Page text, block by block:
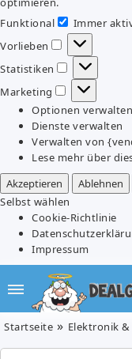
Funktional
Funktional
Immer
Vorlieben
Vorlieben
Statistiken
Statistiken
Marketing
Marketing
Optionen verwalten
Dienste verwalten
Verwalten von
Lese mehr über
Akzeptieren
Ablehnen
Selbst wählen
Cookie-Richtlinie
Impressum
Startseite Elektronik